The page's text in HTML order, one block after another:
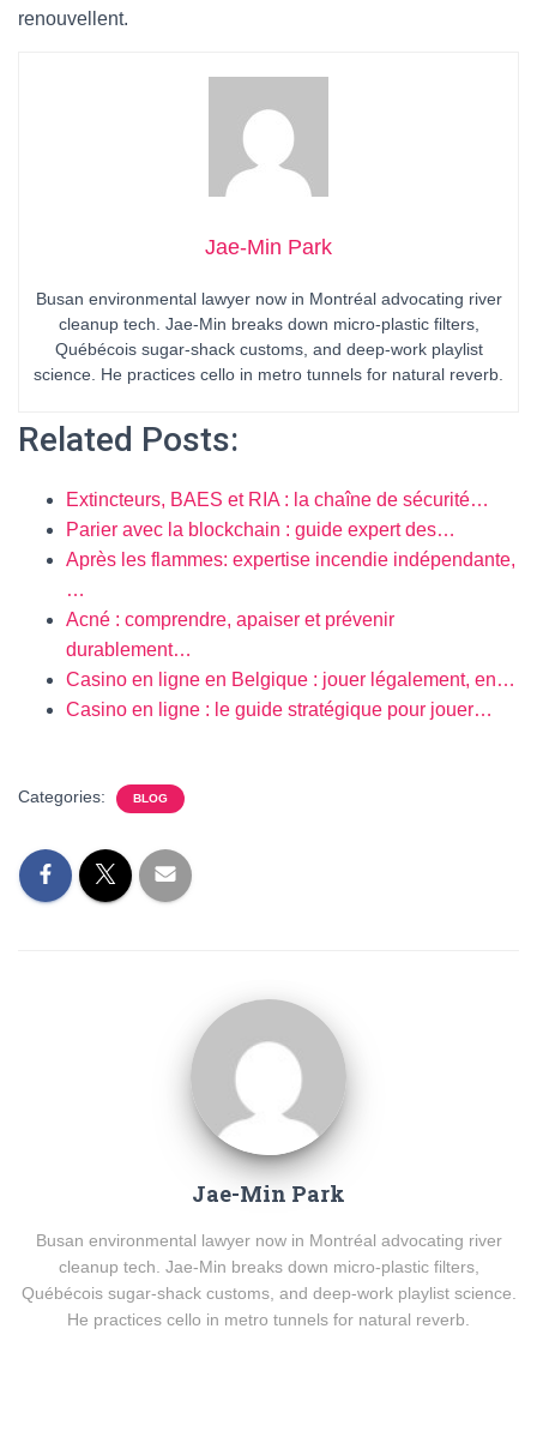
renouvellent.
Jae-Min Park
Busan environmental lawyer now in Montréal advocating river
cleanup tech. Jae-Min breaks down micro-plastic filters,
Québécois sugar-shack customs, and deep-work playlist
science. He practices cello in metro tunnels for natural reverb.
Related Posts:
Extincteurs, BAES et RIA : la chaîne de sécurité…
Parier avec la blockchain : guide expert des…
Après les flammes: expertise incendie indépendante,
…
Acné : comprendre, apaiser et prévenir
durablement…
Casino en ligne en Belgique : jouer légalement, en…
Casino en ligne : le guide stratégique pour jouer…
Categories: BLOG
Jae-Min Park
Busan environmental lawyer now in Montréal advocating river
cleanup tech. Jae-Min breaks down micro-plastic filters,
Québécois sugar-shack customs, and deep-work playlist science.
He practices cello in metro tunnels for natural reverb.